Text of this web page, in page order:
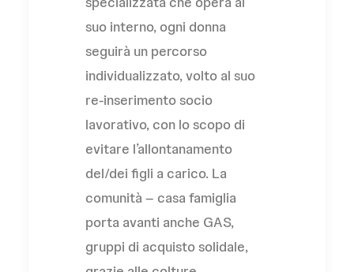
suo interno, ogni donna
seguirà un percorso
individualizzato, volto al suo
re-inserimento socio
lavorativo, con lo scopo di
evitare l’allontanamento
del/dei figli a carico. La
comunità – casa famiglia
porta avanti anche GAS,
gruppi di acquisto solidale,